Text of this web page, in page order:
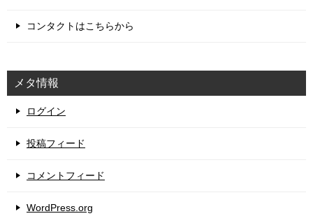
コンタクトはこちらから
メタ情報
ログイン
投稿フィード
コメントフィード
WordPress.org